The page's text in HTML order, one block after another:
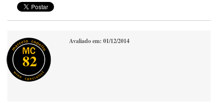
82
Avaliado em: 01/12/2014